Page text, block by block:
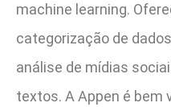
machine learning.
categorização de
análise de mídias
textos. A Appen é bem